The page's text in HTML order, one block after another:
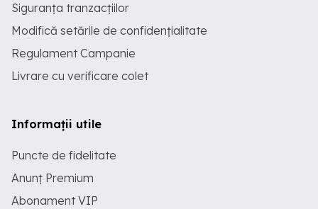
Siguranța tranzacțiilor
Modifică setările de confidențialitate
Regulament Campanie
Livrare cu verificare colet
Informații utile
Puncte de fidelitate
Anunț Premium
Abonament VIP